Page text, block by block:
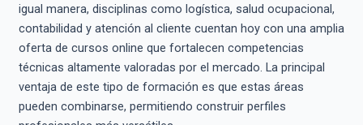
igual manera, disciplinas como logística, salud ocupacional,
contabilidad y atención al cliente cuentan hoy con una amplia
oferta de cursos online que fortalecen competencias
técnicas altamente valoradas por el mercado. La principal
ventaja de este tipo de formación es que estas áreas
pueden combinarse, permitiendo construir perfiles